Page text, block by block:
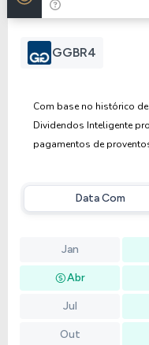
GGBR4
Com base no histórico
Dividendos Inteligente
pagamentos de
Data Com
Jan
Abr
Jul
Out